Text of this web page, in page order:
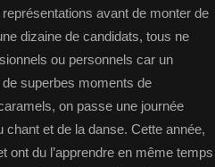
avant de monter de
dizaine de candidats, tous ne
ou personnels car un
superbes moments de
on passe une journée
et de la danse. Cette année,
ont du l’apprendre en même temps